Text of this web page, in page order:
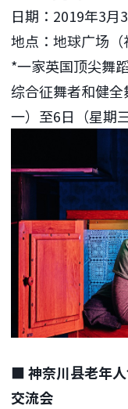
日期：2019年3月
地点：地球广场（
*一家英国顶尖舞
综合征舞者和健
一）至6日（星期
■ 神奈川县老年
交流会